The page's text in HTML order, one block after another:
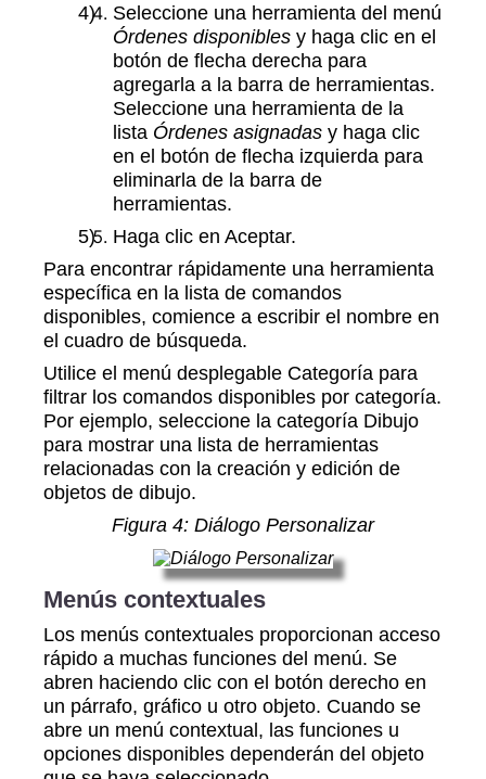
Seleccione una herramienta del menú
Órdenes disponibles y haga clic en el
botón de flecha derecha para
agregarla a la barra de herramientas.
Seleccione una herramienta de la
lista Órdenes asignadas y haga clic
en el botón de flecha izquierda para
eliminarla de la barra de
herramientas.
Haga clic en Aceptar.
Para encontrar rápidamente una herramienta
específica en la lista de comandos
disponibles, comience a escribir el nombre en
el cuadro de búsqueda.
Utilice el menú desplegable Categoría para
filtrar los comandos disponibles por categoría.
Por ejemplo, seleccione la categoría Dibujo
para mostrar una lista de herramientas
relacionadas con la creación y edición de
objetos de dibujo.
Figura 4: Diálogo Personalizar
Menús contextuales
Los menús contextuales proporcionan acceso
rápido a muchas funciones del menú. Se
abren haciendo clic con el botón derecho en
un párrafo, gráfico u otro objeto. Cuando se
abre un menú contextual, las funciones u
opciones disponibles dependerán del objeto